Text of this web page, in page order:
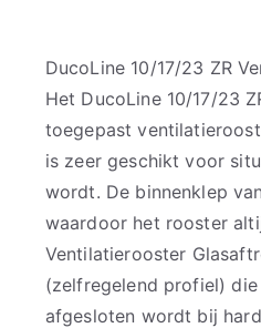
DucoLine 10/17/23 ZR
Het DucoLine 10/17/23
toegepast
is zeer geschikt voor
wordt. De binnenklep
waardoor het rooster
Ventilatierooster
(zelfregelend profiel)
afgesloten wordt bij